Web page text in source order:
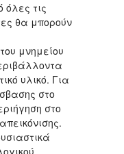
όλες τις
θα μπορούν
μνημείου
υλικό. Για
στο
στο